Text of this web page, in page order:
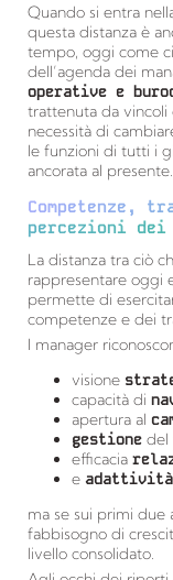
Quando si entra
questa distanza è
tempo, oggi come
dell’agenda dei
operative e
trattenuta da
necessità di
le funzioni di tutti i
ancorata al presente.
Competenze,
percezioni dei
La distanza tra ciò
rappresentare oggi
permette di
competenze e dei
I manager
visione
capacità di
apertura al
gestione del
efficacia
eadattività
ma se sui primi due
fabbisogno di
livello consolidato.